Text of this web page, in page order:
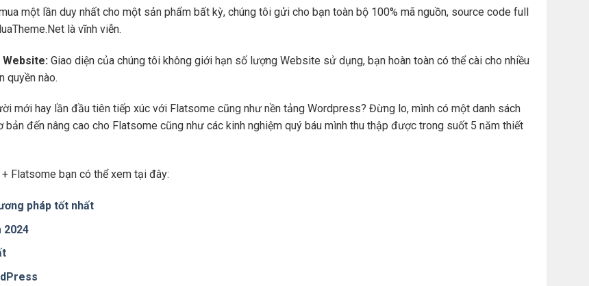
một lần duy nhất cho một sản phẩm bất kỳ, chúng tôi gửi cho bạn toàn bộ 100% mã nguồn, source code full
là vĩnh viễn.
Website: Giao diện của chúng tôi không giới hạn số lượng Website sử dụng, bạn hoàn toàn có thể cài cho nhiều
quyền nào.
mới hay lần đầu tiên tiếp xúc với Flatsome cũng như nền tảng Wordpress? Đừng lo, mình có một danh sách
đến nâng cao cho Flatsome cũng như các kinh nghiệm quý báu mình thu thập được trong suốt 5 năm thiết
Flatsome bạn có thể xem tại đây:
pháp tốt nhất
2024